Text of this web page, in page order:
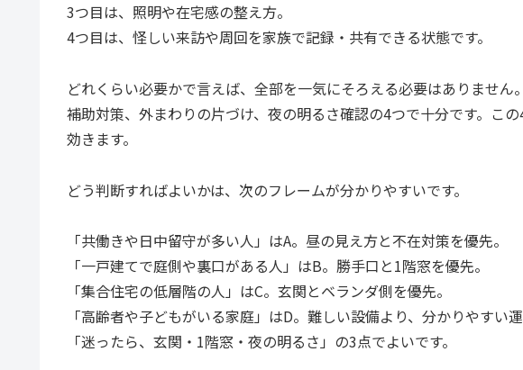
3つ目は、照明や在宅感の整え方。
4つ目は、怪しい来訪や周回を家族で記録・共有できる状態です。
どれくらい必要かで言えば、全部を一気にそろえる必要はありませ
補助対策、外まわりの片づけ、夜の明るさ確認の4つで十分です。こ
効きます。
どう判断すればよいかは、次のフレームが分かりやすいです。
「共働きや日中留守が多い人」はA。昼の見え方と不在対策を優先。
「一戸建てで庭側や裏口がある人」はB。勝手口と1階窓を優先。
「集合住宅の低層階の人」はC。玄関とベランダ側を優先。
「高齢者や子どもがいる家庭」はD。難しい設備より、分かりやすい運
「迷ったら、玄関・1階窓・夜の明るさ」の3点でよいです。